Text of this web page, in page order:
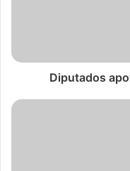
Diputados